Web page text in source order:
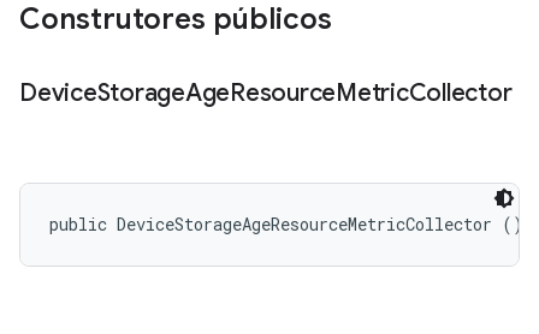
Construtores públicos
DeviceStorageAgeResourceMetricCollector
public DeviceStorageAgeResourceMetricCollector ()